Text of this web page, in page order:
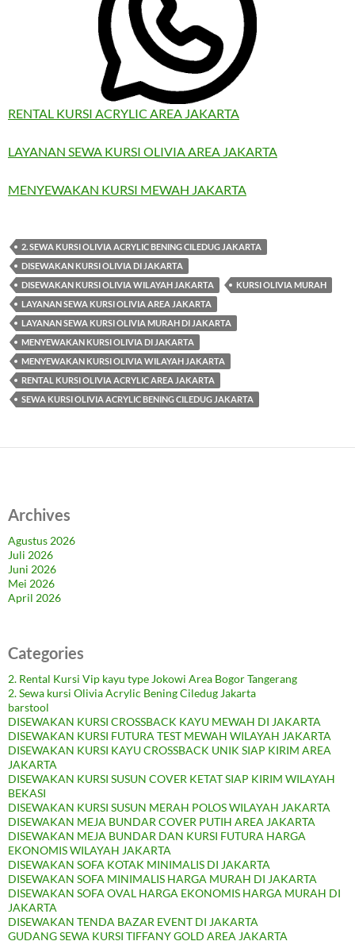
RENTAL KURSI ACRYLIC AREA JAKARTA
LAYANAN SEWA KURSI OLIVIA AREA JAKARTA
MENYEWAKAN KURSI MEWAH JAKARTA
2. SEWA KURSI OLIVIA ACRYLIC BENING CILEDUG JAKARTA
DISEWAKAN KURSI OLIVIA DI JAKARTA
DISEWAKAN KURSI OLIVIA WILAYAH JAKARTA
KURSI OLIVIA MURAH
LAYANAN SEWA KURSI OLIVIA AREA JAKARTA
LAYANAN SEWA KURSI OLIVIA MURAH DI JAKARTA
MENYEWAKAN KURSI OLIVIA DI JAKARTA
MENYEWAKAN KURSI OLIVIA WILAYAH JAKARTA
RENTAL KURSI OLIVIA ACRYLIC AREA JAKARTA
SEWA KURSI OLIVIA ACRYLIC BENING CILEDUG JAKARTA
Archives
Agustus 2026
Juli 2026
Juni 2026
Mei 2026
April 2026
Categories
2. Rental Kursi Vip kayu type Jokowi Area Bogor Tangerang
2. Sewa kursi Olivia Acrylic Bening Ciledug Jakarta
barstool
DISEWAKAN KURSI CROSSBACK KAYU MEWAH DI JAKARTA
DISEWAKAN KURSI FUTURA TEST MEWAH WILAYAH JAKARTA
DISEWAKAN KURSI KAYU CROSSBACK UNIK SIAP KIRIM AREA
JAKARTA
DISEWAKAN KURSI SUSUN COVER KETAT SIAP KIRIM WILAYAH
BEKASI
DISEWAKAN KURSI SUSUN MERAH POLOS WILAYAH JAKARTA
DISEWAKAN MEJA BUNDAR COVER PUTIH AREA JAKARTA
DISEWAKAN MEJA BUNDAR DAN KURSI FUTURA HARGA
EKONOMIS WILAYAH JAKARTA
DISEWAKAN SOFA KOTAK MINIMALIS DI JAKARTA
DISEWAKAN SOFA MINIMALIS HARGA MURAH DI JAKARTA
DISEWAKAN SOFA OVAL HARGA EKONOMIS HARGA MURAH DI
JAKARTA
DISEWAKAN TENDA BAZAR EVENT DI JAKARTA
GUDANG SEWA KURSI TIFFANY GOLD AREA JAKARTA